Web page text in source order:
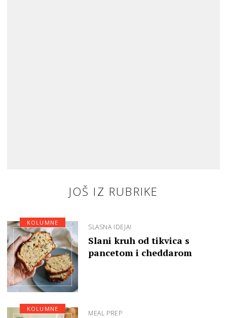
JOŠ IZ RUBRIKE
SLASNA IDEJA!
Slani kruh od tikvica s
pancetom i cheddarom
KOLUMNE
MEAL PREP
KOLUMNE